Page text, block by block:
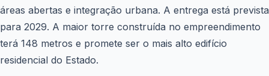
áreas abertas e integração urbana. A entrega está prevista
para 2029. A maior torre construída no empreendimento
terá 148 metros e promete ser o mais alto edifício
residencial do Estado.